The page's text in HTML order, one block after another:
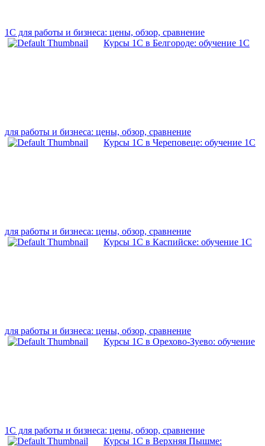
1С для работы и бизнеса: цены, обзор, сравнение
Курсы 1С в Белгороде: обучение 1С
для работы и бизнеса: цены, обзор, сравнение
Курсы 1С в Череповеце: обучение 1С
для работы и бизнеса: цены, обзор, сравнение
Курсы 1С в Каспийске: обучение 1С
для работы и бизнеса: цены, обзор, сравнение
Курсы 1С в Орехово-Зуево: обучение
1С для работы и бизнеса: цены, обзор, сравнение
Курсы 1С в Верхняя Пышме: